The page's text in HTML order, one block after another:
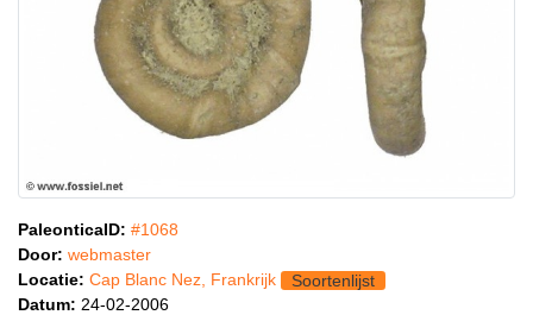
PaleonticaID: #1068
Door: webmaster
Locatie: Cap Blanc Nez, Frankrijk
Soortenlijst
Datum: 24-02-2006